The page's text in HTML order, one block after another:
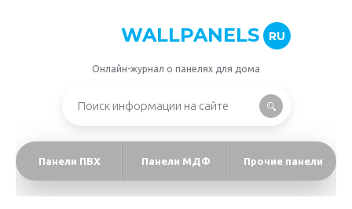
WALLPANELS RU
Онлайн-журнал о панелях для дома
Панели ПВХ Панели МДФ Прочие панели